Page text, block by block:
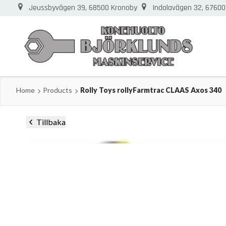
Jeussbyvägen 39, 68500 Kronoby Indolavägen 32,
Home Products Rolly Toys rollyFarmtrac CLAAS Axos 340
Tillbaka